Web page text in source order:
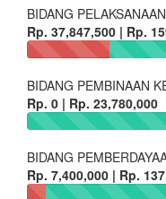
BIDANG
Rp. 37,847,500 | Rp.
BIDANG PEMBINAAN
Rp. 0 | Rp. 23,780,000
BIDANG
Rp. 7,400,000 | Rp.